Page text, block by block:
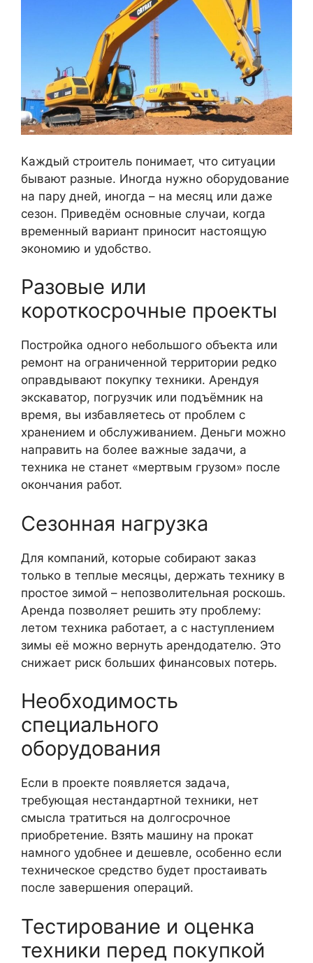
Каждый строитель понимает, что ситуации
бывают разные. Иногда нужно оборудование
на пару дней, иногда – на месяц или даже
сезон. Приведём основные случаи, когда
временный вариант приносит настоящую
экономию и удобство.
Разовые или
короткосрочные проекты
Постройка одного небольшого объекта или
ремонт на ограниченной территории редко
оправдывают покупку техники. Арендуя
экскаватор, погрузчик или подъёмник на
время, вы избавляетесь от проблем с
хранением и обслуживанием. Деньги можно
направить на более важные задачи, а
техника не станет «мертвым грузом» после
окончания работ.
Сезонная нагрузка
Для компаний, которые собирают заказ
только в теплые месяцы, держать технику в
простое зимой – непозволительная роскошь.
Аренда позволяет решить эту проблему:
летом техника работает, а с наступлением
зимы её можно вернуть арендодателю. Это
снижает риск больших финансовых потерь.
Необходимость
специального
оборудования
Если в проекте появляется задача,
требующая нестандартной техники, нет
смысла тратиться на долгосрочное
приобретение. Взять машину на прокат
намного удобнее и дешевле, особенно если
техническое средство будет простаивать
после завершения операций.
Тестирование и оценка
техники перед покупкой